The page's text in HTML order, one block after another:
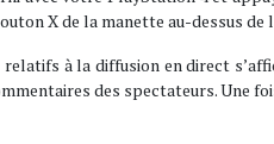
X de la manette au-dessus
à la diffusion en direct
des spectateurs. Une